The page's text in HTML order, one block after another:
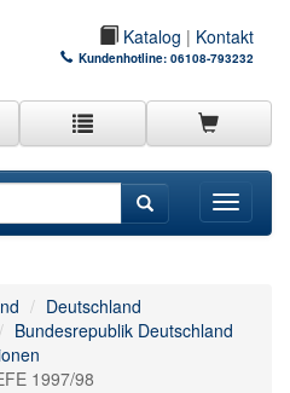
Katalog | Kontakt
Kundenhotline: 06108-793232
Toggle
Deutschland
Bundesrepublik Deutschland
1997/98